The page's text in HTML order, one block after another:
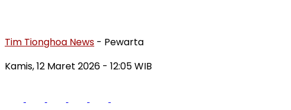
Tim Tionghoa News - Pewarta
Kamis, 12 Maret 2026 - 12:05 WIB